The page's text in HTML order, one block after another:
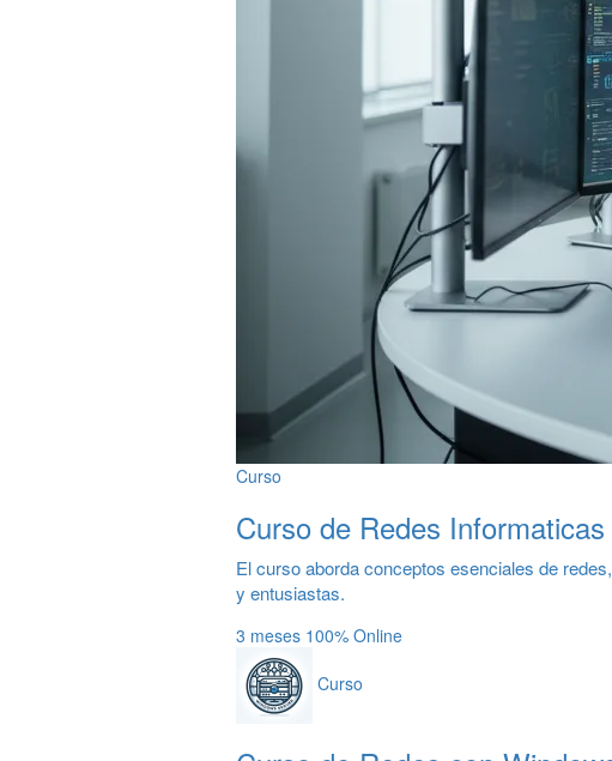
Curso
Curso de Redes Informaticas
El curso aborda conceptos esenciales de
y entusiastas.
3 meses 100% Online
Curso